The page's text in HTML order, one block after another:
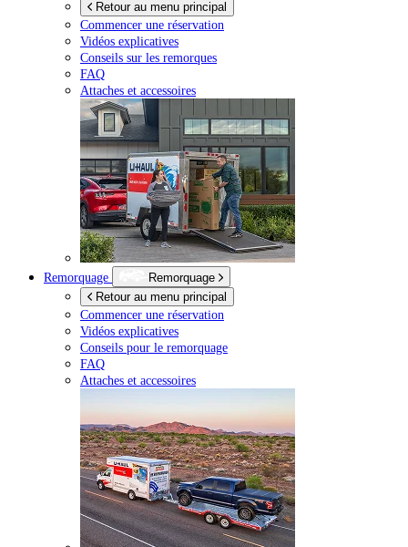
Retour au menu principal
Commencer une réservation
Vidéos explicatives
Conseils sur les remorques
FAQ
Attaches et accessoires
Remorquage
Remorquage
Retour au menu principal
Commencer une réservation
Vidéos explicatives
Conseils pour le remorquage
FAQ
Attaches et accessoires